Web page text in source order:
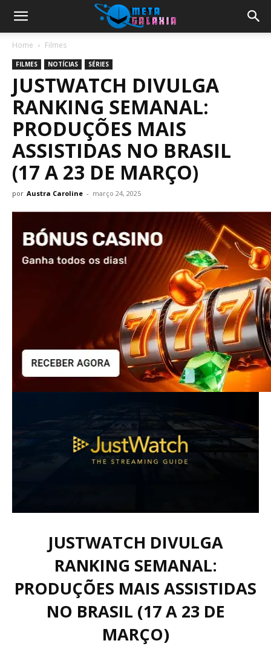
Home Filmes
FILMES NOTÍCIAS SÉRIES
JUSTWATCH DIVULGA
RANKING SEMANAL:
PRODUÇÕES MAIS
ASSISTIDAS NO BRASIL
(17 A 23 DE MARÇO)
por Austra Caroline - março 24, 2025
JUSTWATCH DIVULGA
RANKING SEMANAL:
PRODUÇÕES MAIS ASSISTIDAS
NO BRASIL (17 A 23 DE
MARÇO)